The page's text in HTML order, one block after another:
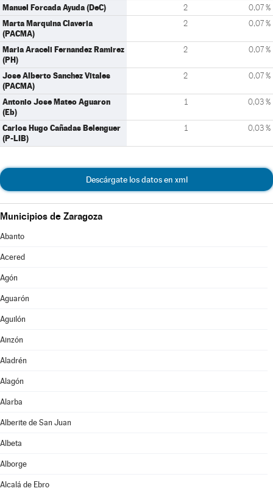
Manuel Forcada Ayuda (DeC) 2 0,07 %
Marta Marquina Claveria
(PACMA)
2 0,07 %
Maria Araceli Fernandez Ramirez
(PH)
2 0,07 %
Jose Alberto Sanchez Vitales
(PACMA)
2 0,07 %
Antonio Jose Mateo Aguaron
(Eb)
1 0,03 %
Carlos Hugo Cañadas Belenguer
(P-LIB)
1 0,03 %
Descárgate los datos en xml
Municipios de Zaragoza
Abanto
Acered
Agón
Aguarón
Aguilón
Ainzón
Aladrén
Alagón
Alarba
Alberite de San Juan
Albeta
Alborge
Alcalá de Ebro